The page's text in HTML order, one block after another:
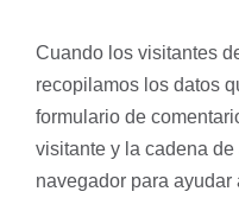
Cuando los visitantes
recopilamos los datos
formulario de
visitante y la cadena
navegador para